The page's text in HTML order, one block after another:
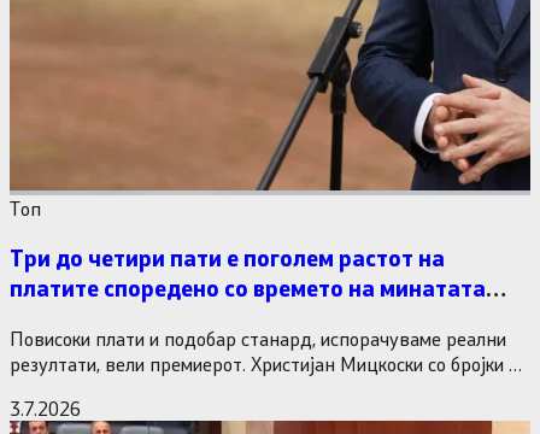
Tоп
Три до четири пати е поголем растот на
платите споредено со времето на минатата
Повисоки плати и подобар станард, испорачуваме реални
резултати, вели премиерот. Христијан Мицкоски со бројки и
3.7.2026